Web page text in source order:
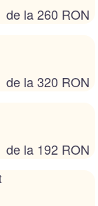
de la 260 RON
de la 320 RON
de la 192 RON